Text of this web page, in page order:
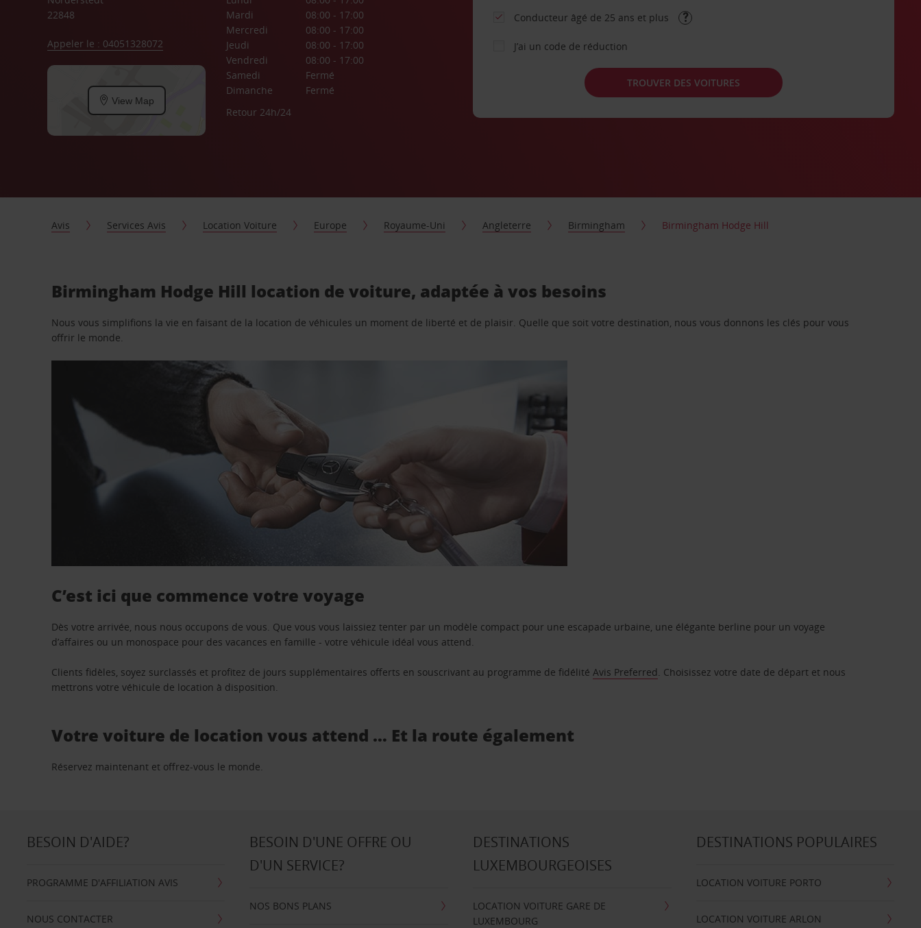
22848
Appeler le : 04051328072
View Map
Mardi
08:00 - 17:00
Mercredi
08:00 - 17:00
Jeudi
08:00 - 17:00
Vendredi
08:00 - 17:00
Samedi
Fermé
Dimanche
Fermé
Retour 24h/24
Conducteur âgé de 25 ans et plus
J’ai un code de réduction
TROUVER DES VOITURES
Avis Services Avis Location Voiture Europe Royaume-Uni Angleterre Birmingham Birmingham Hodge Hill
Birmingham Hodge Hill location de voiture, adaptée à vos besoins
Nous vous simplifions la vie en faisant de la location de véhicules un moment de liberté et de plaisir. Quelle que soit votre destination, nous vous donnons les clés pour vous
offrir le monde.
C’est ici que commence votre voyage
Dès votre arrivée, nous nous occupons de vous. Que vous vous laissiez tenter par un modèle compact pour une escapade urbaine, une élégante berline pour un voyage
d’affaires ou un monospace pour des vacances en famille - votre véhicule idéal vous attend.
Clients fidèles, soyez surclassés et profitez de jours supplémentaires offerts en souscrivant au programme de fidélitéAvis Preferred. Choisissez votre date de départ et nous
mettrons votre véhicule de location à disposition.
Votre voiture de location vous attend … Et la route également
Réservez maintenant et offrez-vous le monde.
BESOIN D'AIDE?
PROGRAMME D'AFFILIATION AVIS
NOUS CONTACTER
BESOIN D'UNE OFFRE OU
D'UN SERVICE?
NOS BONS PLANS
DESTINATIONS
LUXEMBOURGEOISES
LOCATION VOITURE GARE DE
LUXEMBOURG
DESTINATIONS POPULAIRES
LOCATION VOITURE PORTO
LOCATION VOITURE ARLON